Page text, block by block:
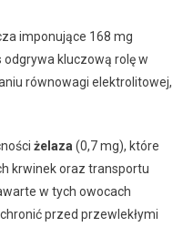
imponujące 168 mg
kluczową rolę w
równowagi elektrolitowej,
żelaza (0,7 mg), które
krwinek oraz transportu
w tych owocach
przed przewlekłymi